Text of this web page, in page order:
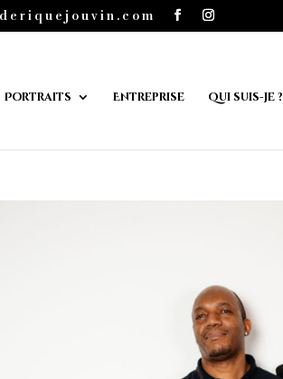
Portraits Entreprise Qui suis-je ?